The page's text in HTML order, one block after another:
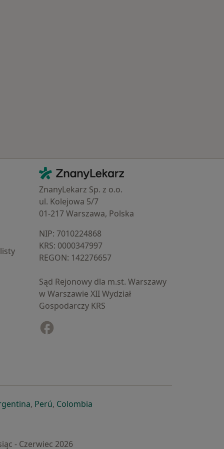
Kontakt
ZnanyLekarz - Strona główna
ZnanyLekarz Sp. z o.o.
ul. Kolejowa 5/7
01-217 Warszawa, Polska
NIP: ⁠7010224868
KRS: ⁠0000347997
REGON: ⁠142276657
Sąd Rejonowy dla m.st. Warszawy
w Warszawie XII Wydział
Gospodarczy KRS
karcie
w nowej karcie
się w nowej karcie
otwiera się w nowej karcie
, Perúotwiera się w nowej karcie
, Colombiaotwiera się w nowej karcie
- Czerwiec 2026